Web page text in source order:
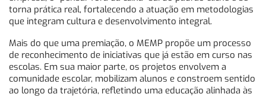
torna prática real, fortalecendo a atuação em metodologias
que integram cultura e desenvolvimento integral.
Mais do que uma premiação, o MEMP propõe um processo
de reconhecimento de iniciativas que já estão em curso nas
escolas. Em sua maior parte, os projetos envolvem a
comunidade escolar, mobilizam alunos e constroem sentido
ao longo da trajetória, refletindo uma educação alinhada às